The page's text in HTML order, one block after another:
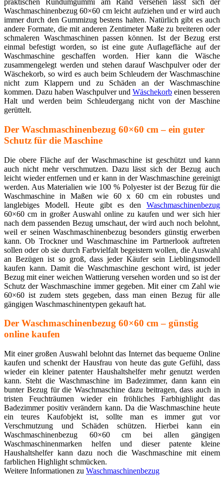
praktischen Rundumgummi am Rand versehen lässt sich der
Waschmaschinenbezug 60×60 cm leicht aufziehen und er wird auch
immer durch den Gummizug bestens halten. Natürlich gibt es auch
andere Formate, die mit anderen Zentimeter Maße zu breiteren oder
schmaleren Waschmaschinen passen können. Ist der Bezug erst
einmal befestigt worden, so ist eine gute Auflagefläche auf der
Waschmaschine geschaffen worden. Hier kann die Wäsche
zusammengelegt werden und stehen darauf Waschpulver oder der
Wäschekorb, so wird es auch beim Schleudern der Waschmaschine
nicht zum Klappern und zu Schäden an der Waschmaschine
kommen. Dazu haben Waschpulver und Wäschekorb einen besseren
Halt und werden beim Schleudergang nicht von der Maschine
gerüttelt.
Der Waschmaschinenbezug 60×60 cm – ein guter
Schutz für die Maschine
Die obere Fläche auf der Waschmaschine ist geschützt und kann
auch nicht mehr verschmutzen. Dazu lässt sich der Bezug auch
leicht wieder entfernen und er kann in der Waschmaschine gereinigt
werden. Aus Materialien wie 100 % Polyester ist der Bezug für die
Waschmaschine in Maßen wie 60 x 60 cm ein robustes und
langlebiges Modell. Heute gibt es den Waschmaschinenbezug
60×60 cm in großer Auswahl online zu kaufen und wer sich hier
nach dem passenden Bezug umschaut, der wird auch noch belohnt,
weil er seinen Waschmaschinenbezug besonders günstig erwerben
kann. Ob Trockner und Waschmaschine im Partnerlook auftreten
sollen oder ob sie durch Farbvielfalt begeistern wollen, die Auswahl
an Bezügen ist so groß, dass jeder Käufer sein Lieblingsmodell
kaufen kann. Damit die Waschmaschine geschont wird, ist jeder
Bezug mit einer weichen Wattierung versehen worden und so ist der
Schutz der Waschmaschine immer gegeben. Mit einer cm Zahl wie
60×60 ist zudem stets gegeben, dass man einen Bezug für alle
gängigen Waschmaschinentypen gekauft hat.
Der Waschmaschinenbezug 60×60 cm – günstig
online kaufen
Mit einer großen Auswahl belohnt das Internet das bequeme Online
kaufen und schenkt der Hausfrau von heute das gute Gefühl, dass
wieder ein kleiner patenter Haushaltshelfer mehr genutzt werden
kann. Steht die Waschmaschine im Badezimmer, dann kann ein
bunter Bezug für die Waschmaschine dazu beitragen, dass auch in
tristen Feuchträumen wieder ein fröhliches Farbhighlight das
Badezimmer positiv verändern kann. Da die Waschmaschine heute
ein teures Kaufobjekt ist, sollte man es immer gut vor
Verschmutzung und Schäden schützen. Hierbei kann ein
Waschmaschinenbezug 60×60 cm bei allen gängigen
Waschmaschinenmarken helfen und dieser patente kleine
Haushaltshelfer kann dazu noch die Waschmaschine mit einem
farblichen Highlight schmücken.
Weitere Informationen zu Waschmaschinenbezug